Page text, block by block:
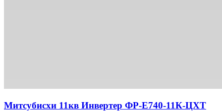
Митсубисхи 11кв Инвертер ФР-Е740-11К-ЦХТ